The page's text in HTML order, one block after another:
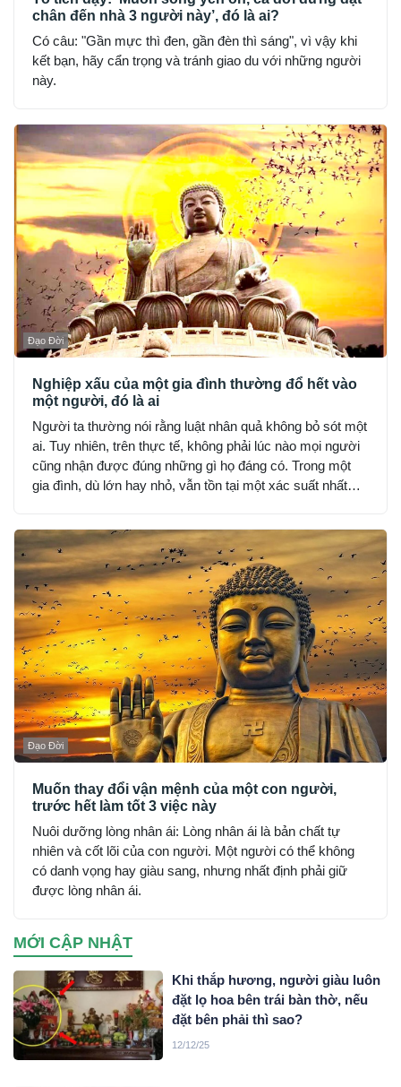
chân đến nhà 3 người này’, đó là ai?
Có câu: "Gần mực thì đen, gần đèn thì sáng", vì vậy khi
kết bạn, hãy cẩn trọng và tránh giao du với những người
này.
Đạo Đời
Nghiệp xấu của một gia đình thường đổ hết vào
một người, đó là ai
Người ta thường nói rằng luật nhân quả không bỏ sót một
ai. Tuy nhiên, trên thực tế, không phải lúc nào mọi người
cũng nhận được đúng những gì họ đáng có. Trong một
gia đình, dù lớn hay nhỏ, vẫn tồn tại một xác suất nhất
ảnh hưởng đến ba thế hệ trong dòng tộc.
Đạo Đời
Muốn thay đổi vận mệnh của một con người,
trước hết làm tốt 3 việc này
Nuôi dưỡng lòng nhân ái: Lòng nhân ái là bản chất tự
nhiên và cốt lõi của con người. Một người có thể không
có danh vọng hay giàu sang, nhưng nhất định phải giữ
được lòng nhân ái.
MỚI CẬP NHẬT
Khi thắp hương, người giàu luôn
đặt lọ hoa bên trái bàn thờ, nếu
đặt bên phải thì sao?
12/12/25